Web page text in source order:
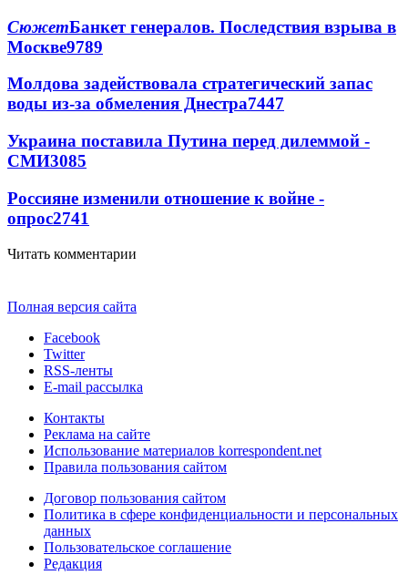
СюжетБанкет генералов. Последствия взрыва в
Москве9789
Молдова задействовала стратегический запас
воды из-за обмеления Днестра7447
Украина поставила Путина перед дилеммой -
СМИ3085
Россияне изменили отношение к войне -
опрос2741
Читать комментарии
Полная версия сайта
Facebook
Twitter
RSS-ленты
E-mail рассылка
Контакты
Реклама на сайте
Использование материалов korrespondent.net
Правила пользования сайтом
Договор пользования сайтом
Политика в сфере конфиденциальности и персональных
данных
Пользовательское соглашение
Редакция